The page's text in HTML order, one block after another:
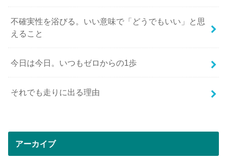
不確実性を浴びる。いい意味で「どうでもいい」と思
えること
今日は今日。いつもゼロからの1歩
それでも走りに出る理由
アーカイブ